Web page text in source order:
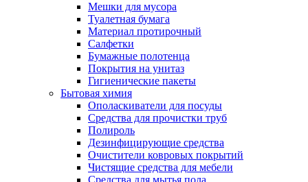
Мешки для мусора
Туалетная бумага
Материал протирочный
Салфетки
Бумажные полотенца
Покрытия на унитаз
Гигиенические пакеты
Бытовая химия
Ополаскиватели для посуды
Средства для прочистки труб
Полироль
Дезинфицирующие средства
Очистители ковровых покрытий
Чистящие средства для мебели
Средства для мытья пола